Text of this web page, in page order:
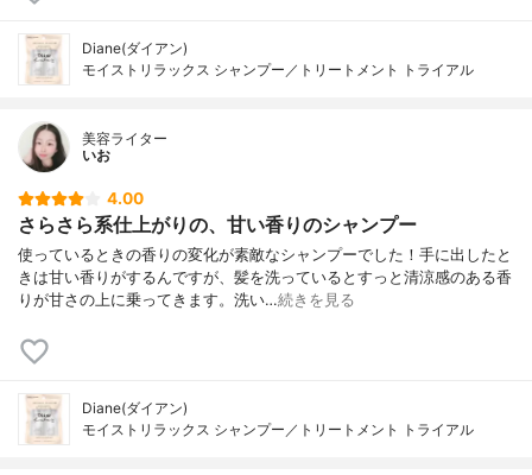
Diane(ダイアン)
モイストリラックス シャンプー／トリートメント トライアル
美容ライター
いお
4.00
さらさら系仕上がりの、甘い香りのシャンプー
使っているときの香りの変化が素敵なシャンプーでした！手に出したと
きは甘い香りがするんですが、髪を洗っているとすっと清涼感のある香
りが甘さの上に乗ってきます。洗い…続きを見る
Diane(ダイアン)
モイストリラックス シャンプー／トリートメント トライアル